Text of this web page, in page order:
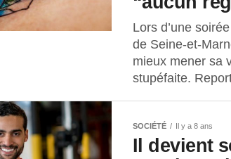
Lors d’une
de Seine-et-
mieux mener sa
stupéfaite.
SOCIÉTÉ Il y a 8 ans
Il devient